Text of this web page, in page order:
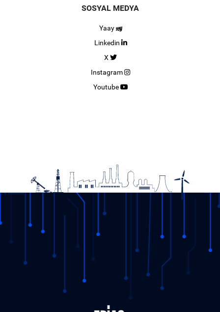
SOSYAL MEDYA
Yaay
Linkedin
X
Instagram
Youtube